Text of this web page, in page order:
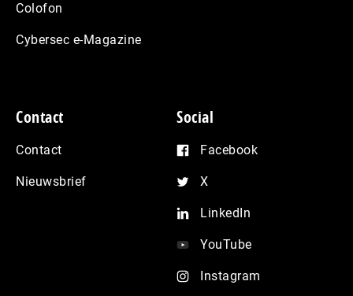
Colofon
Cybersec e-Magazine
Contact
Contact
Nieuwsbrief
Social
Facebook
X
LinkedIn
YouTube
Instagram